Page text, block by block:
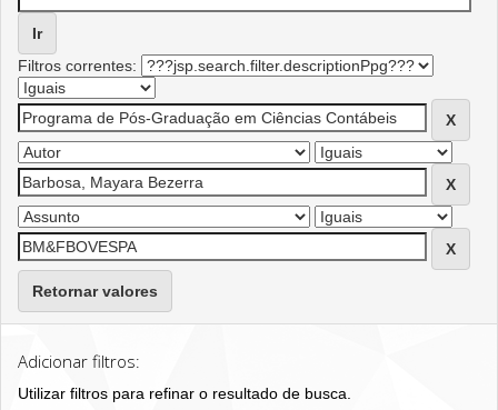
Filtros correntes:
Retornar valores
Adicionar filtros:
Utilizar filtros para refinar o resultado de busca.